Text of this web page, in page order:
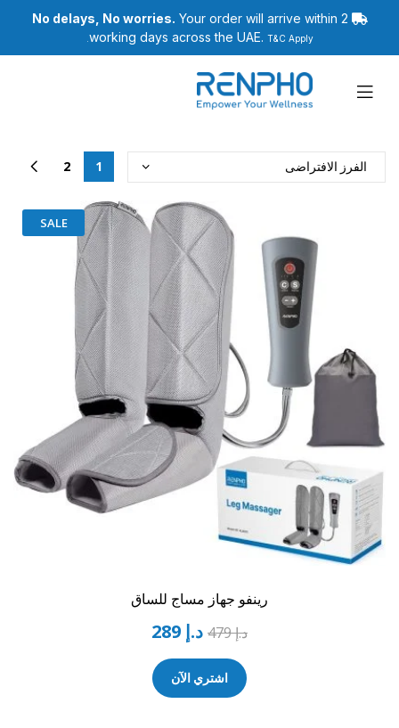
No delays, No worries. Your order will arrive within 2
working days across the UAE. T&C Apply.
1
2
SALE
رينفو جهاز مساج للساق
د.إ479 د.إ
اشتري الآن